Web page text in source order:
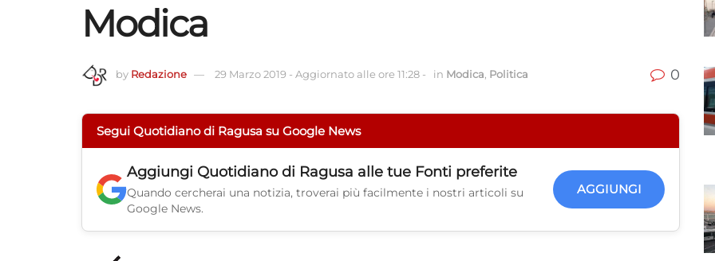
Modica
by Redazione 29 Marzo 2019 - Aggiornato alle ore 11:28 - in Modica, Politica 0
Segui Quotidiano di Ragusa su Google News
Aggiungi Quotidiano di Ragusa alle tue Fonti preferite
Quando cercherai una notizia, troverai più facilmente i nostri articoli su
Google News.
AGGIUNGI